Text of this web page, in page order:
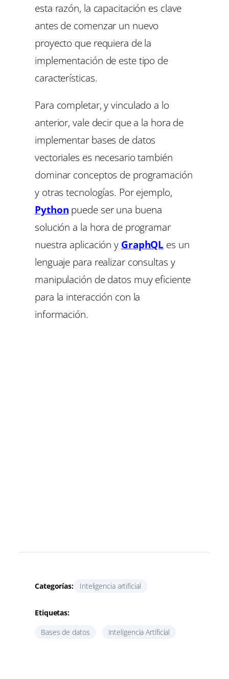
esta razón, la capacitación es clave
antes de comenzar un nuevo
proyecto que requiera de la
implementación de este tipo de
características.
Para completar, y vinculado a lo
anterior, vale decir que a la hora de
implementar bases de datos
vectoriales es necesario también
dominar conceptos de programación
y otras tecnologías. Por ejemplo,
Python puede ser una buena
solución a la hora de programar
nuestra aplicación y GraphQL es un
lenguaje para realizar consultas y
manipulación de datos muy eficiente
para la interacción con la
información.
Categorías: Inteligencia artificial
Etiquetas:
Bases de datos Inteligencia Artificial